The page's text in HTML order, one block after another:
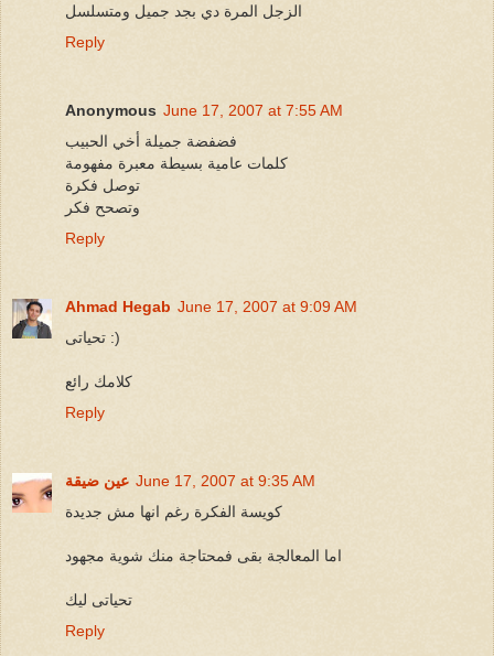
الزجل المرة دي بجد جميل ومتسلسل
Reply
Anonymous June 17, 2007 at 7:55 AM
فضفضة جميلة أخي الحبيب
كلمات عامية بسيطة معبرة مفهومة
توصل فكرة
وتصحح فكر
Reply
Ahmad Hegab June 17, 2007 at 9:09 AM
تحياتى :)
كلامك رائع
Reply
عين ضيقة June 17, 2007 at 9:35 AM
كويسة الفكرة رغم انها مش جديدة
اما المعالجة بقى فمحتاجة منك شوية مجهود
تحياتى ليك
Reply